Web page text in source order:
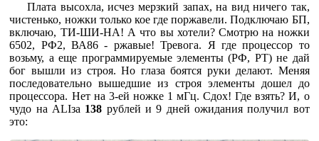
Плата высохла, исчез мерзкий запах, на вид ничего так,
чистенько, ножки только кое где поржавели. Подключаю БП,
включаю, ТИ-ШИ-НА! А что вы хотели? Смотрю на ножки
6502, РФ2, ВА86 - ржавые! Тревога. Я где процессор то
возьму, а еще программируемые элементы (РФ, РТ) не дай
бог вышли из строя. Но глаза боятся руки делают. Меняя
последовательно вышедшие из строя элементы дошел до
процессора. Нет на 3-ей ножке 1 мГц. Сдох! Где взять? И, о
чудо на ALIза 138 рублей и 9 дней ожидания получил вот
это: